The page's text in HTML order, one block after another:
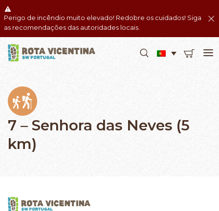
Perigo de incêndio muito elevado! Redobre os cuidados! Siga
as recomendações das autoridades locais.
7 – Senhora das Neves (5
km)